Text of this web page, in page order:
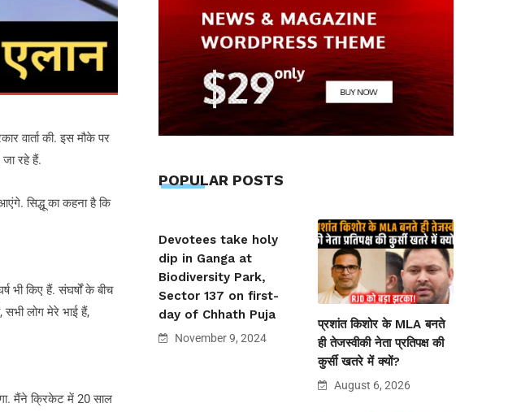
वार्ता की. इस मौके पर
रहे हैं.
सिद्धू का कहना है कि
भी किए हैं. संघर्षों के बीच
सभी लोग मेरे भाई हैं,
मैंने क्रिकेट में 20 साल
POPULAR POSTS
Devotees take holy
dip in Ganga at
Biodiversity Park,
Sector 137 on first-
day of Chhath Puja
November 9, 2024
प्रशांत किशोर के MLA बनते
ही तेजस्वीकी नेता प्रतिपक्ष की
कुर्सी खतरे में क्यों?
August 6, 2026